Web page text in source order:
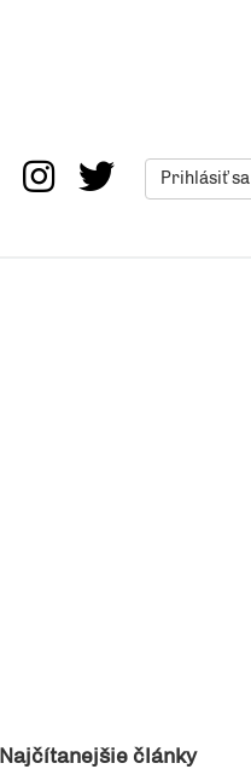
Prihlásiť sa
Najčítanejšie články